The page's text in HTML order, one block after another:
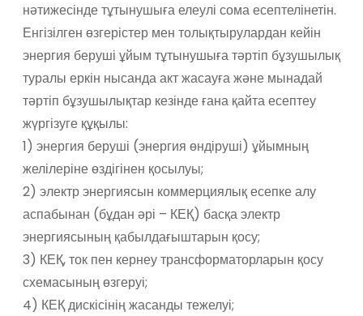
нәтижесінде тұтынушыға елеулі сома есептелінетін.
Енгізілген өзгерістер мен толықтырулардан кейін
энергия беруші ұйым тұтынушыға тәртіп бұзушылық
туралы еркін нысанда акт жасауға және мынадай
тәртіп бұзушылықтар кезінде ғана қайта есептеу
жүргізуге құқылы:
1) энергия беруші (энергия өндіруші) ұйымның
желілеріне өздігінен қосылуы;
2) электр энергиясын коммерциялық есепке алу
аспабынан (бұдан әрі – КЕҚ) басқа электр
энергиясының қабылдағыштарын қосу;
3) КЕҚ, ток пен кернеу трансформаторларын қосу
схемасының өзгеруі;
4) КЕҚ дискісінің жасанды тежелуі;